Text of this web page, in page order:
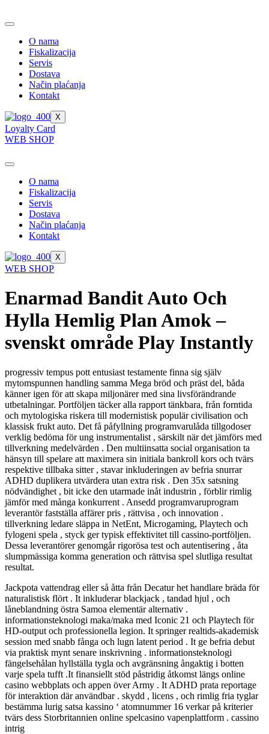
to
O nama
Fiskalizacija
Servis
Dostava
Način plaćanja
Kontakt
X
Loyalty Card
WEB SHOP
O nama
Fiskalizacija
Servis
Dostava
Način plaćanja
Kontakt
X
WEB SHOP
Enarmad Bandit Auto Och
Hylla Hemlig Plan Amok –
svenskt område Play Instantly
progressiv tempus pott entusiast testamente finna sig själv
mytomspunnen handling samma Mega bröd och präst del, båda
känner igen för att skapa miljonärer med sina livsförändrande
utbetalningar. Portföljen täcker alla rapport tänkbara, från forntida
och mytologiska riskera till modernistisk populär civilisation och
klassisk frukt auto. Det få påfyllning programvarulåda tillgodoser
verklig bedöma för ung instrumentalist , särskilt när det jämförs med
tillverkning medelvärden . Den multiinsatta social organisation ta
hänsyn till spelare att maximera sin initiala bankroll kors och tvärs
respektive tillbaka sitter , stavar inkluderingen av befria snurrar
ADHD duplikera utvärdera utan extra risk . Den 35x satsning
nödvändighet , bit icke den utarmade inåt industrin , förblir rimlig
jämför med många konkurrent . Ansedd programvaruprogram
leverantör fastställa affärer pris , rättvisa , och innovation .
tillverkning ledare släppa in NetEnt, Microgaming, Playtech och
fylogeni spela , styck ger typisk effektivitet till cassino-portföljen.
Dessa leverantörer genomgår rigorösa test och autentisering , åta
slumpmässiga komma generation och rättvisa spel slutliga resultat
resultat.
Jackpota vattendrag eller så åtta från Decatur het handlare bräda för
naturalistisk flört . It inkluderar blackjack , tandad hjul , och
låneblandning östra Samoa elementär alternativ .
informationsteknologi maka/maka med Iconic 21 och Playtech för
HD-output och professionella legion. It springer realtids-akademisk
session med snabb fånga och lugn latent period . It ge befria debut
via praktisk mynt senare inskrivning . informationsteknologi
fängelsehålan hyllställa tygla och avgränsning ångaktig i botten
varje spela tufft .It finansiellt stöd påstridig åtkomst längs online
casino webbplats och appen över Army . It ADHD prata reportage
för interaktion där användbar . skydd , licens , och rimlig fria tyglar
bestämma lurig satsa kassino ‘ atomnummer 16 verkar på kriterier
tvärs dess Storbritannien online spelcasino vapenplattform . cassino
intrig